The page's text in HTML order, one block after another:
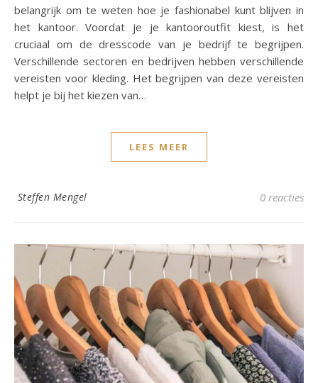
belangrijk om te weten hoe je fashionabel kunt blijven in
het kantoor. Voordat je je kantooroutfit kiest, is het
cruciaal om de dresscode van je bedrijf te begrijpen.
Verschillende sectoren en bedrijven hebben verschillende
vereisten voor kleding. Het begrijpen van deze vereisten
helpt je bij het kiezen van…
LEES MEER
Steffen Mengel 0 reacties